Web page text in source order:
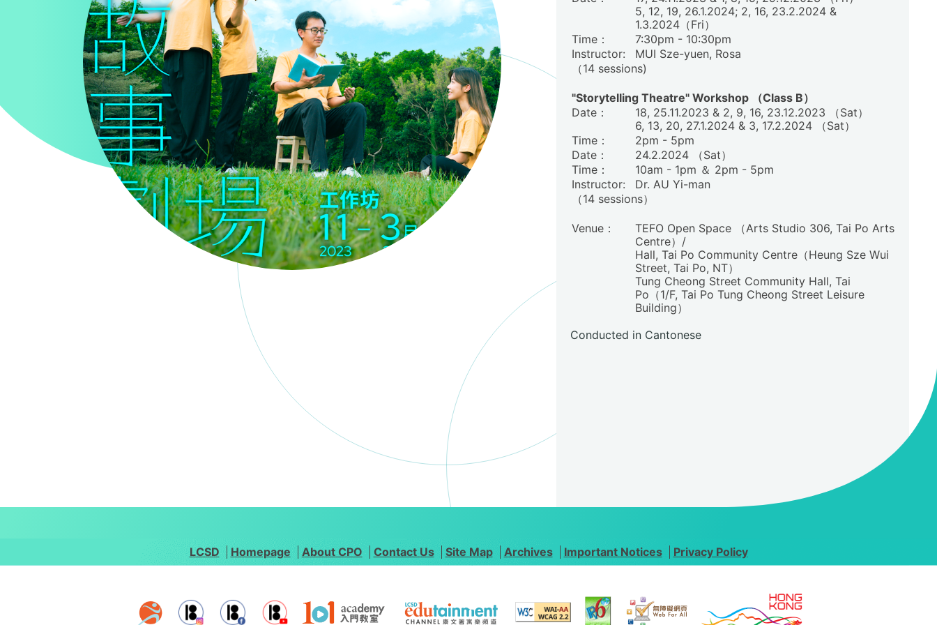
5, 12, 19, 26.1.2024; 2, 16, 23.2.2024 &
1.3.2024（Fri）
Time：
7:30pm - 10:30pm
Instructor:
MUI Sze-yuen, Rosa
（14 sessions)
"Storytelling Theatre" Workshop （Class B）
Date：
18, 25.11.2023 & 2, 9, 16, 23.12.2023 （Sat）
6, 13, 20, 27.1.2024 & 3, 17.2.2024 （Sat）
Time：
2pm - 5pm
Date：
24.2.2024 （Sat）
Time：
10am - 1pm ＆ 2pm - 5pm
Instructor:
Dr. AU Yi-man
（14 sessions）
Venue：
TEFO Open Space （Arts Studio 306, Tai Po Arts
Centre）/
Hall, Tai Po Community Centre（Heung Sze Wui
Street, Tai Po, NT）
Tung Cheong Street Community Hall, Tai
Po（1/F, Tai Po Tung Cheong Street Leisure
Building）
Conducted in Cantonese
LCSD Homepage About CPO Contact Us Site Map Archives Important Notices Privacy Policy